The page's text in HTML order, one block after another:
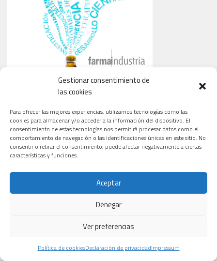
Gestionar consentimiento de
las cookies
Para ofrecer las mejores experiencias, utilizamos tecnologías como las
cookies para almacenar y/o acceder a la información del dispositivo. El
consentimiento de estas tecnologías nos permitirá procesar datos como el
comportamiento de navegación o las identificaciones únicas en este sitio. No
consentir o retirar el consentimiento, puede afectar negativamente a ciertas
características y funciones.
Aceptar
Denegar
Ver preferencias
Política de cookiesDeclaración de privacidadImpressum
CARDIOLOGÍA
Un tratamiento
ONCOLOGÍA
El revolucionario
TECNOLOGÍA
Macami